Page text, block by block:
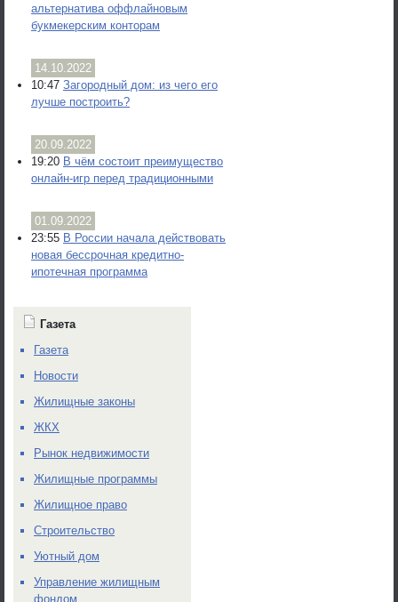
альтернатива оффлайновым
букмекерским конторам
14.10.2022
10:47 Загородный дом: из чего его
лучше построить?
20.09.2022
19:20 В чём состоит преимущество
онлайн-игр перед традиционными
01.09.2022
23:55 В России начала действовать
новая бессрочная кредитно-
ипотечная программа
Газета
Газета
Новости
Жилищные законы
ЖКХ
Рынок недвижимости
Жилищные программы
Жилищное право
Строительство
Уютный дом
Управление жилищным
фондом